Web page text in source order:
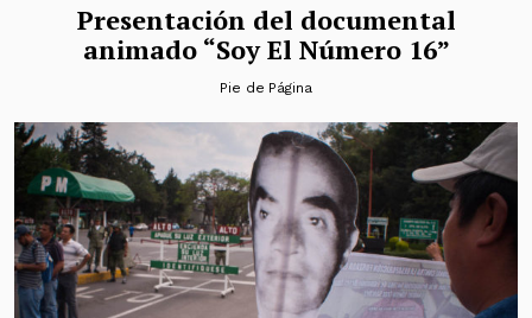
Presentación del documental
animado “Soy El Número 16”
Pie de Página